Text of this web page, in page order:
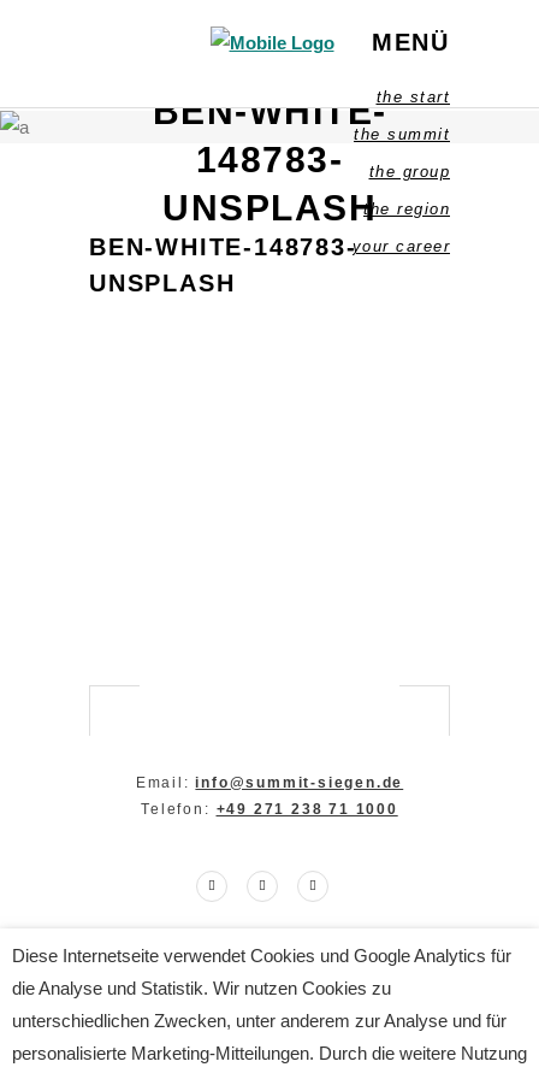
MENÜ
the start
the summit
the group
the region
your career
BEN-WHITE-
148783-
UNSPLASH
BEN-WHITE-148783-
UNSPLASH
Email:info@summit-siegen.de
Telefon: +49 271 238 71 1000
Copyright The SUMMIT 2024
All Rights Reserved
Impressum|Datenschutz
Diese Internetseite verwendet Cookies und Google Analytics für
die Analyse und Statistik. Wir nutzen Cookies zu
unterschiedlichen Zwecken, unter anderem zur Analyse und für
personalisierte Marketing-Mitteilungen. Durch die weitere Nutzung